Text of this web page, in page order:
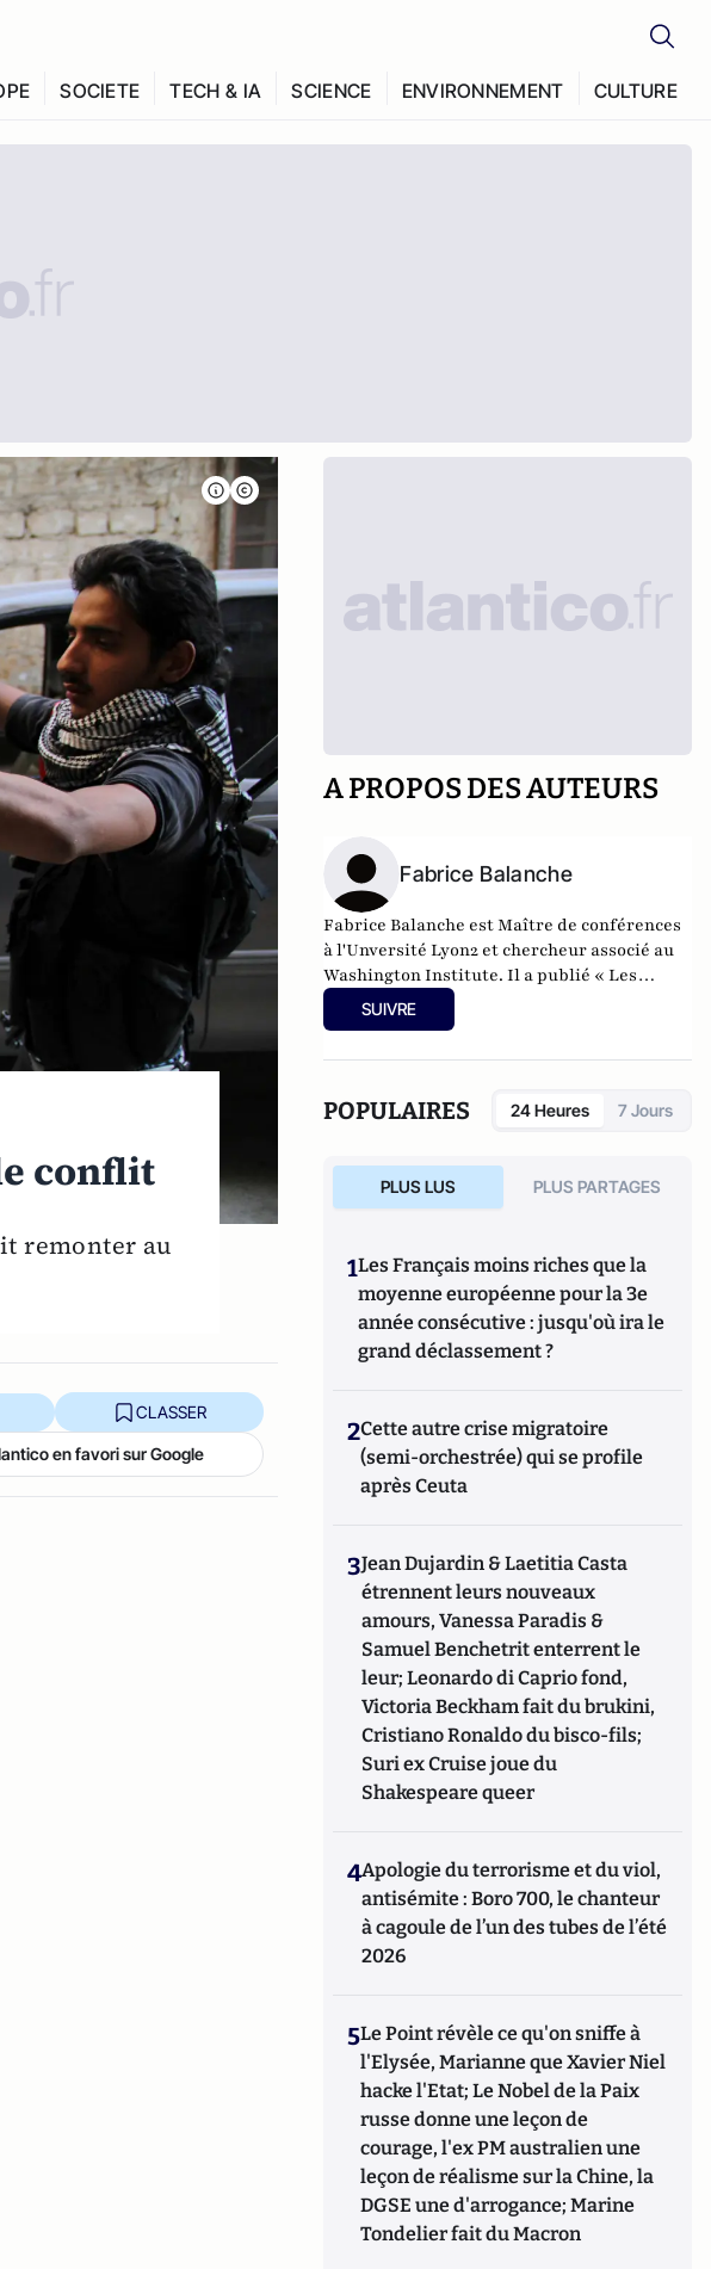
SOCIETE TECH & IA SCIENCE ENVIRONNEMENT CULTURE
conflit
remonter au
CLASSER
en favori sur Google
A PROPOS DES AUTEURS
Fabrice Balanche
Fabrice Balanche est Maître de conférences
à l'Unversité Lyon2 et chercheur associé au
Washington Institute. Il a publié « Les
leçons de la crise syrienne » aux éditions
Odile Jacob, 2024, pour lequel il a obtenu le
SUIVRE
POPULAIRES 24 Heures 7 Jours
PLUS LUS PLUS PARTAGES
1Les Français moins riches que la
moyenne européenne pour la 3e
année consécutive : jusqu'où ira le
grand déclassement ?
2Cette autre crise migratoire
(semi-orchestrée) qui se profile
après Ceuta
3Jean Dujardin & Laetitia Casta
étrennent leurs nouveaux
amours, Vanessa Paradis &
Samuel Benchetrit enterrent le
leur; Leonardo di Caprio fond,
Victoria Beckham fait du brukini,
Cristiano Ronaldo du bisco-fils;
Suri ex Cruise joue du
Shakespeare queer
4Apologie du terrorisme et du viol,
antisémite : Boro 700, le chanteur
à cagoule de l’un des tubes de l’été
2026
5Le Point révèle ce qu'on sniffe à
l'Elysée, Marianne que Xavier Niel
hacke l'Etat; Le Nobel de la Paix
russe donne une leçon de
courage, l'ex PM australien une
leçon de réalisme sur la Chine, la
DGSE une d'arrogance; Marine
Tondelier fait du Macron